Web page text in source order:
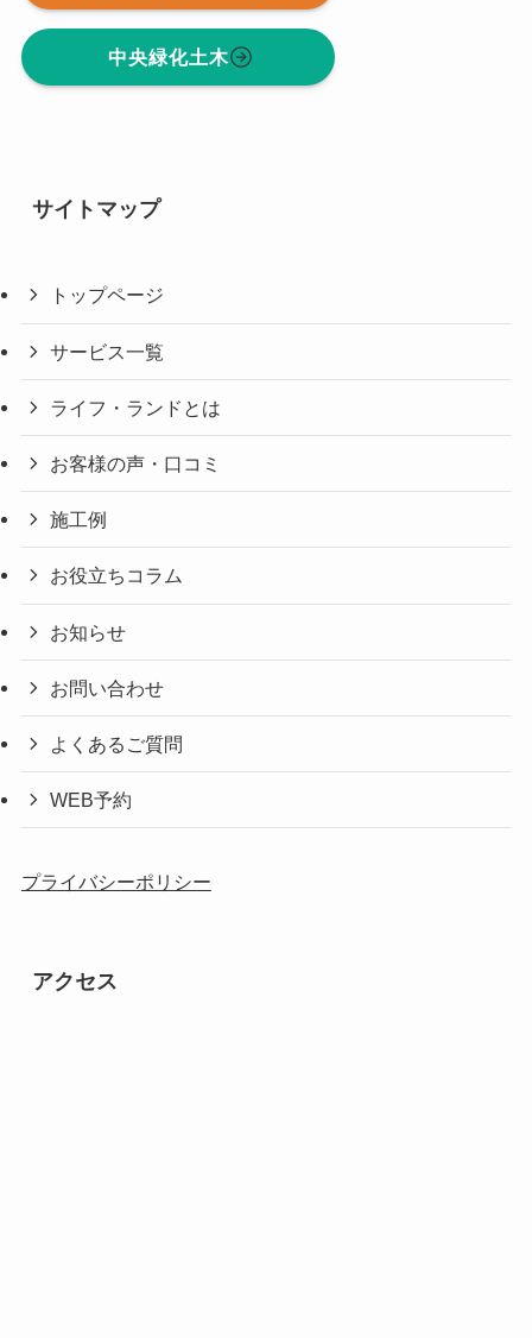
中央緑化土木
サイトマップ
トップページ
サービス一覧
ライフ・ランドとは
お客様の声・口コミ
施工例
お役立ちコラム
お知らせ
お問い合わせ
よくあるご質問
WEB予約
プライバシーポリシー
アクセス